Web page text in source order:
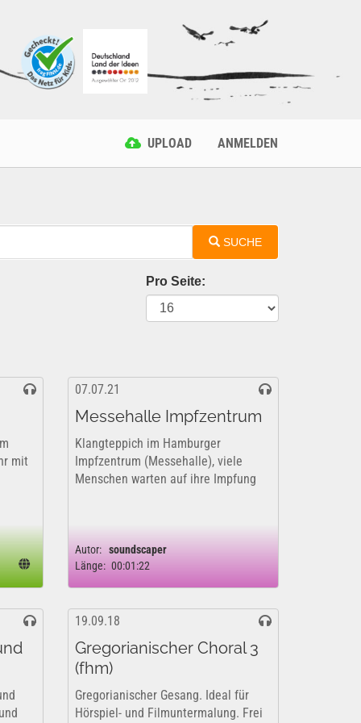
UPLOAD ANMELDEN
SUCHE
Pro Seite:
mit
07.07.21
Messehalle Impfzentrum
Klangteppich im Hamburger
Impfzentrum (Messehalle), viele
Menschen warten auf ihre Impfung
Autor: soundscaper
Länge: 00:01:22
19.09.18
Gregorianischer Choral 3
(fhm)
Gregorianischer Gesang. Ideal für
Hörspiel- und Filmuntermalung. Frei